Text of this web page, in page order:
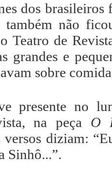
dos brasileiros
também não
Teatro de
grandes e
sobre
presente no
na peça O
diziam:
Sinhô...”.